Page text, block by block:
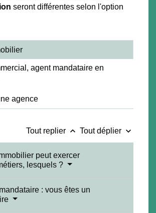
seront différentes selon l'option
agent mandataire en
agence
Tout replier keyboard_arrow_up Tout déplier keyboard_arrow_down
peut exercer
lesquels ?
: vous êtes un